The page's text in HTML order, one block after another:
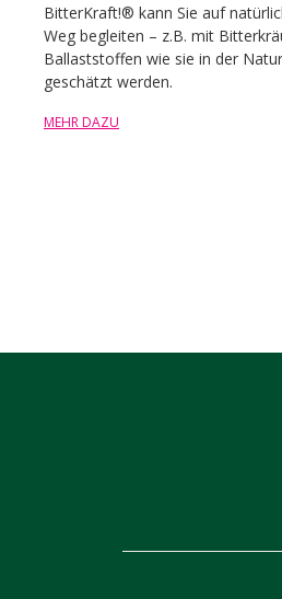
BitterKraft!® kann Sie auf
Weg begleiten – z.B. mit
Ballaststoffen wie sie in der
geschätzt werden.
MEHR DAZU